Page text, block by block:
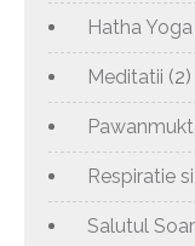
Hatha
Meditatii (2)
Respiratie
Salutul